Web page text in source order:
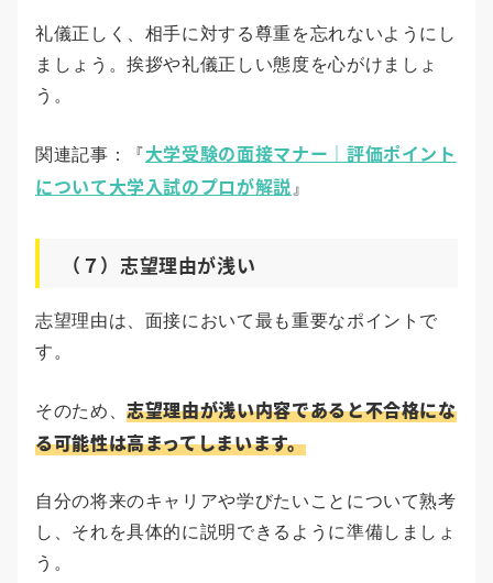
礼儀正しく、相手に対する尊重を忘れないようにし
ましょう。挨拶や礼儀正しい態度を心がけましょ
う。
関連記事：『大学受験の面接マナー｜評価ポイント
について大学入試のプロが解説 』
（７）志望理由が浅い
志望理由は、面接において最も重要なポイントで
す。
そのため、志望理由が浅い内容であると不合格にな
る可能性は高まってしまいます。
自分の将来のキャリアや学びたいことについて熟考
し、それを具体的に説明できるように準備しましょ
う。